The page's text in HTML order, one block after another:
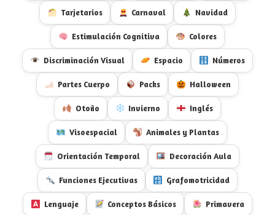
Tarjetarios Carnaval Navidad
Estimulación Cognitiva Colores
Discriminación Visual Espacio Números
Partes Cuerpo Packs Halloween
Otoño Invierno Inglés
Visoespacial Animales y Plantas
Orientación Temporal Decoración Aula
Funciones Ejecutivas Grafomotricidad
Lenguaje Conceptos Básicos Primavera